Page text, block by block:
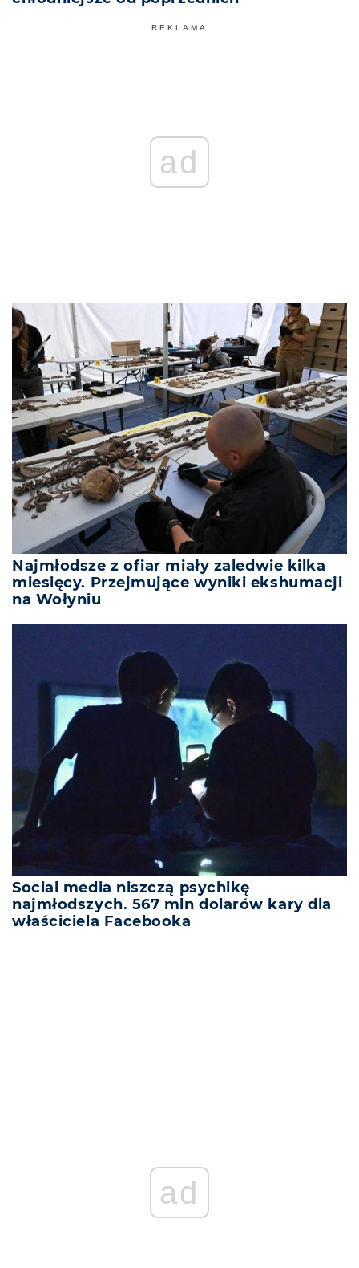
REKLAMA
ad
Najmłodsze z ofiar miały zaledwie kilka
miesięcy. Przejmujące wyniki ekshumacji
na Wołyniu
Social media niszczą psychikę
najmłodszych. 567 mln dolarów kary dla
właściciela Facebooka